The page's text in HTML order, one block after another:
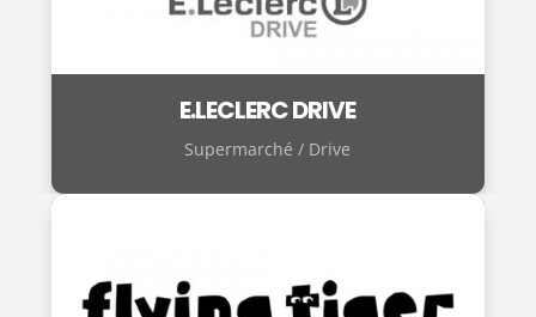
E.LECLERC DRIVE
Supermarché / Drive